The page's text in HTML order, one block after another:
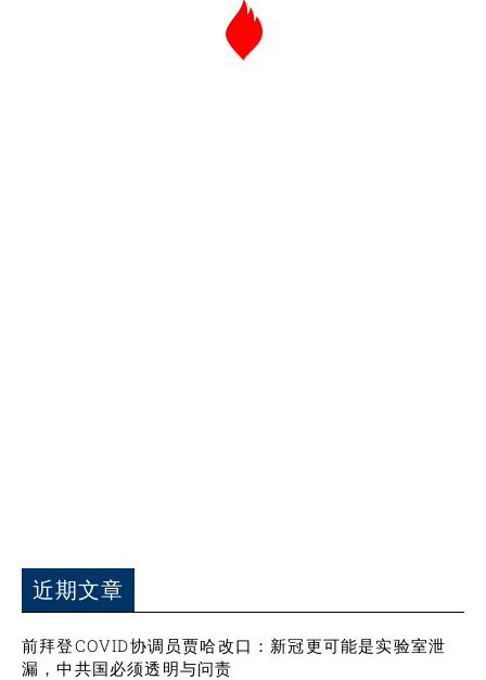
近期文章
前拜登COVID协调员贾哈改口：新冠更可能是实验室泄
漏，中共国必须透明与问责